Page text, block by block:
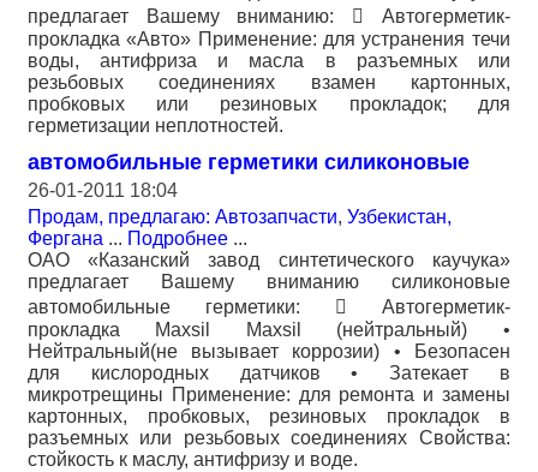
предлагает Вашему вниманию:  Автогерметик-
прокладка «Авто» Применение: для устранения течи
воды, антифриза и масла в разъемных или
резьбовых соединениях взамен картонных,
пробковых или резиновых прокладок; для
герметизации неплотностей.
автомобильные герметики силиконовые
26-01-2011 18:04
Продам, предлагаю: Автозапчасти, Узбекистан,
Фергана ... Подробнее ...
ОАО «Казанский завод синтетического каучука»
предлагает Вашему вниманию силиконовые
автомобильные герметики:  Автогерметик-
прокладка Maxsil Maxsil (нейтральный) •
Нейтральный(не вызывает коррозии) • Безопасен
для кислородных датчиков • Затекает в
микротрещины Применение: для ремонта и замены
картонных, пробковых, резиновых прокладок в
разъемных или резьбовых соединениях Свойства:
стойкость к маслу, антифризу и воде.